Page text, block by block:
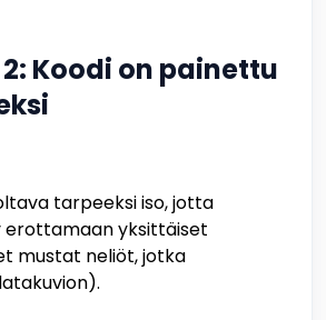
Koodi on painettu
tarpeeksi iso, jotta
erottamaan yksittäiset
mustat neliöt, jotka